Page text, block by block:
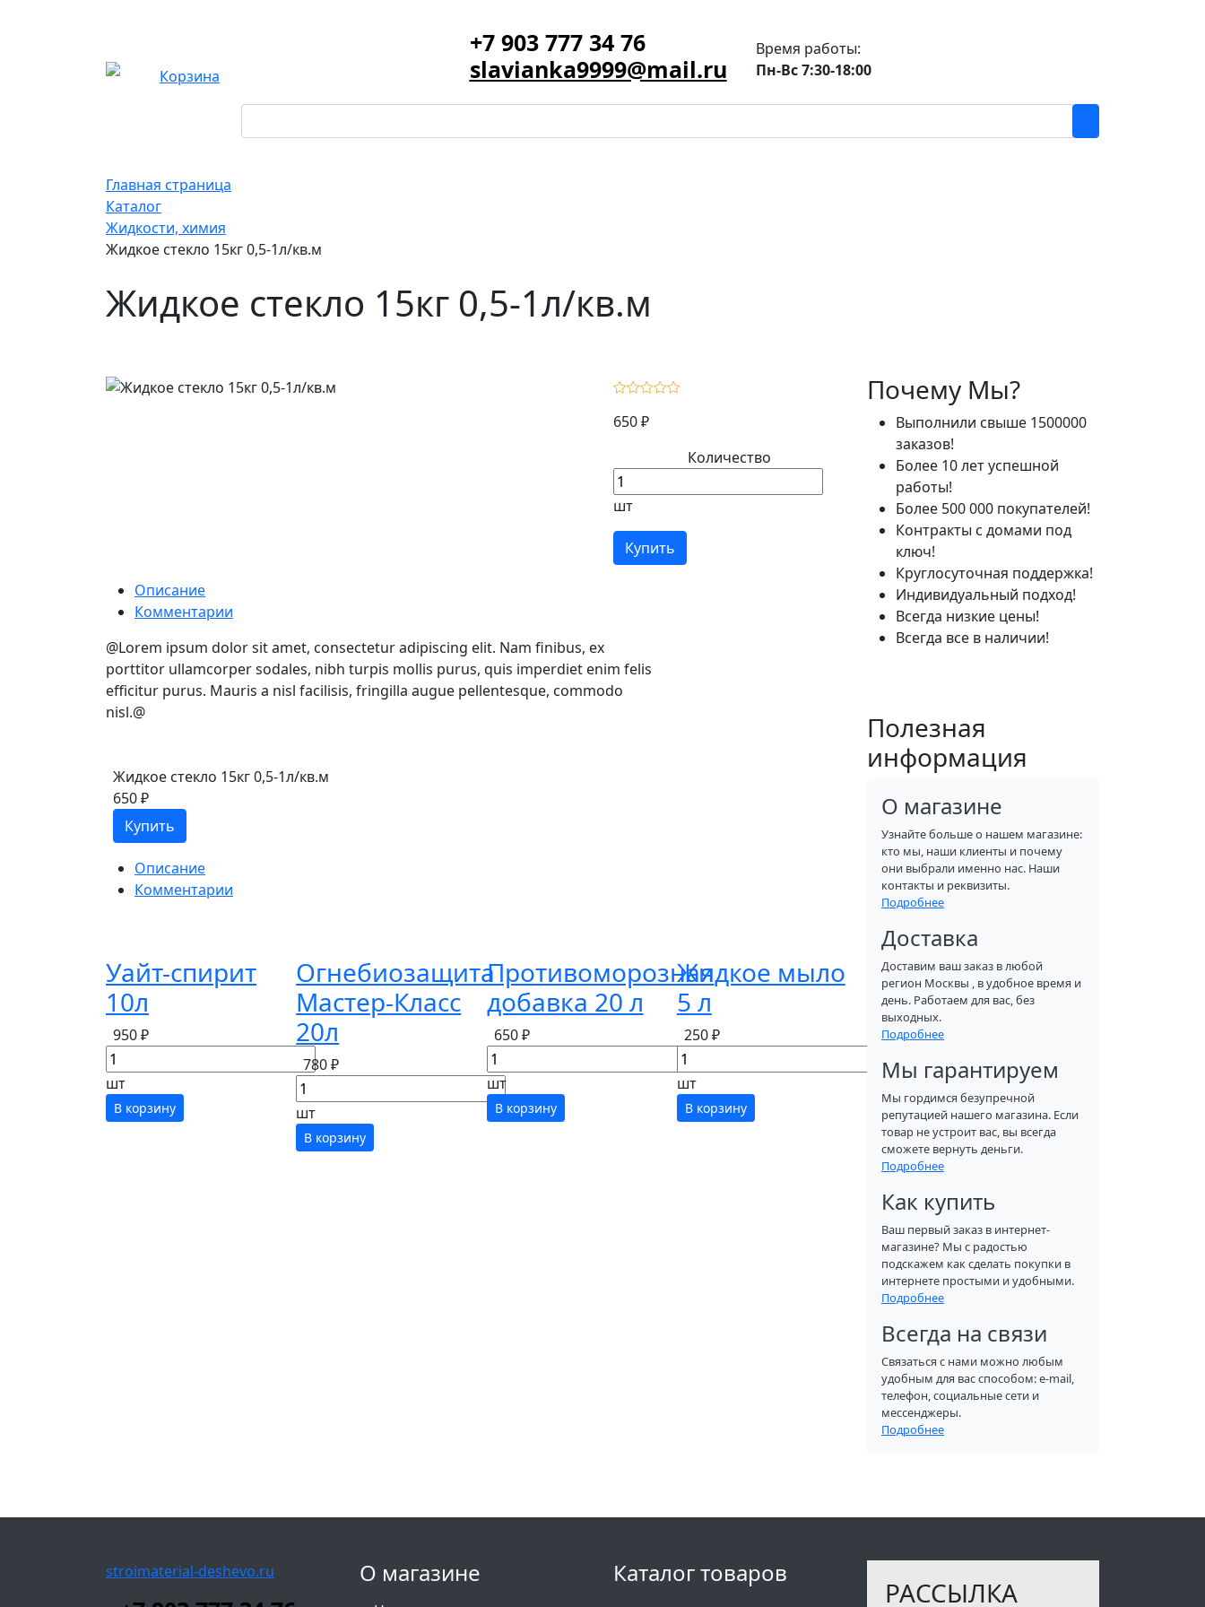
Корзина
+7 903 777 34 76
slavianka9999@mail.ru
Время работы:
Пн-Вс 7:30-18:00
Главная страница
Каталог
Жидкости, химия
Жидкое стекло 15кг 0,5-1л/кв.м
Жидкое стекло 15кг 0,5-1л/кв.м
650 ₽
Количество
шт
Купить
Описание
Комментарии
@Lorem ipsum dolor sit amet, consectetur adipiscing elit. Nam finibus, ex
porttitor ullamcorper sodales, nibh turpis mollis purus, quis imperdiet enim felis
efficitur purus. Mauris a nisl facilisis, fringilla augue pellentesque, commodo
nisl.@
Жидкое стекло 15кг 0,5-1л/кв.м
650 ₽
Купить
Описание
Комментарии
Уайт-спирит
10л
950 ₽
шт
В корзину
Огнебиозащита
Мастер-Класс
20л
780 ₽
шт
В корзину
Противоморозная
добавка 20 л
650 ₽
шт
В корзину
Жидкое мыло
5 л
250 ₽
шт
В корзину
Почему Мы?
Выполнили свыше 1500000
заказов!
Более 10 лет успешной
работы!
Более 500 000 покупателей!
Контракты с домами под
ключ!
Круглосуточная поддержка!
Индивидуальный подход!
Всегда низкие цены!
Всегда все в наличии!
Полезная
информация
О магазине
Узнайте больше о нашем магазине:
кто мы, наши клиенты и почему
они выбрали именно нас. Наши
контакты и реквизиты.
Подробнее
Доставка
Доставим ваш заказ в любой
регион Москвы , в удобное время и
день. Работаем для вас, без
выходных.
Подробнее
Мы гарантируем
Мы гордимся безупречной
репутацией нашего магазина. Если
товар не устроит вас, вы всегда
сможете вернуть деньги.
Подробнее
Как купить
Ваш первый заказ в интернет-
магазине? Мы с радостью
подскажем как сделать покупки в
интернете простыми и удобными.
Подробнее
Всегда на связи
Связаться с нами можно любым
удобным для вас способом: e-mail,
телефон, социальные сети и
мессенджеры.
Подробнее
О магазине Каталог товаров
РАССЫЛКА
stroimaterial-deshevo.ru